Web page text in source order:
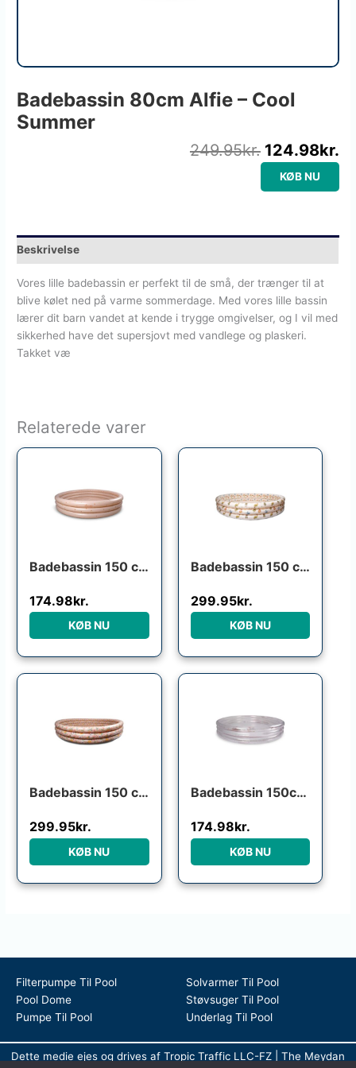
Badebassin 80cm Alfie – Cool
Summer
249.95kr. 124.98kr.
KØB NU
Beskrivelse
Vores lille badebassin er perfekt til de små, der trænger til at
blive kølet ned på varme sommerdage. Med vores lille bassin
lærer dit barn vandet at kende i trygge omgivelser, og I vil med
sikkerhed have det supersjovt med vandlege og plaskeri.
Takket væ
Relaterede varer
Badebassin 150 cm Alfie – Cool Summer
Den oprindelige pris var: 349.95kr..
174.98kr.
Den aktuelle pris er: 174.98kr..
KØB NU
Badebassin 150 cm Alfie – Dino Beach
299.95kr.
KØB NU
Badebassin 150 cm Alfie – Ocean Blossom
299.95kr.
KØB NU
Badebassin 150cm Alfie m. regnbuefarvet glitter
Den oprindelige pris var:
174.98kr.
Den aktuelle
KØB NU
Filterpumpe Til Pool
Pool Dome
Pumpe Til Pool
Solvarmer Til Pool
Støvsuger Til Pool
Underlag Til Pool
Dette medie ejes og drives af Tropic Traffic LLC-FZ | The Meydan